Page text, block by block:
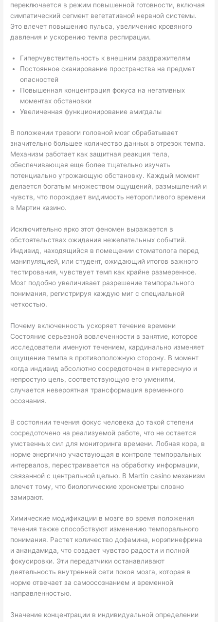
переключается в режим повышенной готовности, включая
симпатический сегмент вегетативной нервной системы.
Это влечет повышению пульса, увеличению кровяного
давления и ускорению темпа респирации.
Гиперчувствительность к внешним раздражителям
Постоянное сканирование пространства на предмет
опасностей
Повышенная концентрация фокуса на негативных
моментах обстановки
Увеличенная функционирование амигдалы
В положении тревоги головной мозг обрабатывает
значительно большее количество данных в отрезок темпа.
Механизм работает как защитная реакция тела,
обеспечивающая еще более тщательно изучать
потенциально угрожающую обстановку. Каждый момент
делается богатым множеством ощущений, размышлений и
чувств, что порождает видимость неторопливого времени
в Мартин казино.
Исключительно ярко этот феномен выражается в
обстоятельствах ожидания нежелательных событий.
Индивид, находящийся в помещении стоматолога перед
манипуляцией, или студент, ожидающий итогов важного
тестирования, чувствует темп как крайне размеренное.
Мозг подобно увеличивает разрешение темпорального
понимания, регистрируя каждую миг с специальной
четкостью.
Почему включенность ускоряет течение времени
Состояние серьезной вовлеченности в занятие, которое
исследователи именуют течением, кардинально изменяет
ощущение темпа в противоположную сторону. В момент
когда индивид абсолютно сосредоточен в интересную и
непростую цель, соответствующую его умениям,
случается невероятная трансформация временного
осознания.
В состоянии течения фокус человека до такой степени
сосредоточено на реализуемой работе, что не остается
умственных сил для мониторинга времени. Лобная кора, в
норме энергично участвующая в контроле темпоральных
интервалов, перестраивается на обработку информации,
связанной с центральной целью. В Martin casino механизм
влечет тому, что биологические хронометры словно
замирают.
Химические модификации в мозге во время положения
течения также способствуют изменению темпорального
понимания. Растет количество дофамина, норэпинефрина
и анандамида, что создает чувство радости и полной
фокусировки. Эти передатчики останавливают
деятельность внутренней сети покоя мозга, которая в
норме отвечает за самоосознанием и временной
направленностью.
Значение концентрации в индивидуальной определении